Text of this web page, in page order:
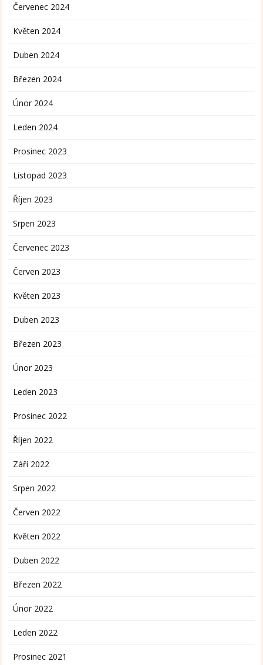
Červenec 2024
Květen 2024
Duben 2024
Březen 2024
Únor 2024
Leden 2024
Prosinec 2023
Listopad 2023
Říjen 2023
Srpen 2023
Červenec 2023
Červen 2023
Květen 2023
Duben 2023
Březen 2023
Únor 2023
Leden 2023
Prosinec 2022
Říjen 2022
Září 2022
Srpen 2022
Červen 2022
Květen 2022
Duben 2022
Březen 2022
Únor 2022
Leden 2022
Prosinec 2021